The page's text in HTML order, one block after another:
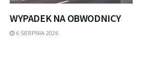
WYPADEK NA OBWODNICY
6 SIERPNIA 2026